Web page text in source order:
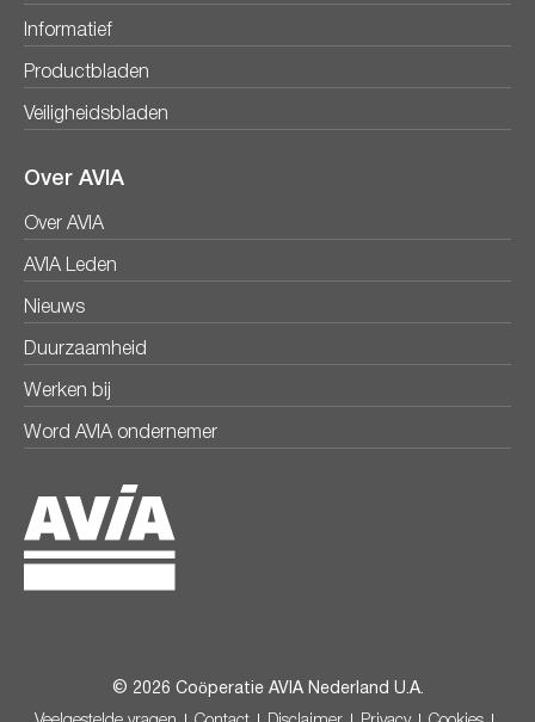
Informatief
Productbladen
Veiligheidsbladen
Over AVIA
Over AVIA
AVIA Leden
Nieuws
Duurzaamheid
Werken bij
Word AVIA ondernemer
© 2026 Coöperatie AVIA Nederland U.A.